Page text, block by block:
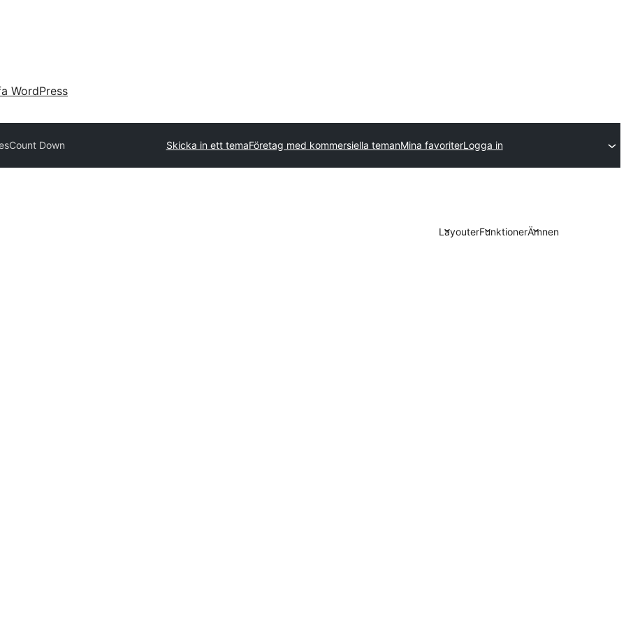
WordPress
Count Down Skicka in ett temaFöretag med kommersiella temanMina favoriterLogga in
LayouterFunktionerÄmnen